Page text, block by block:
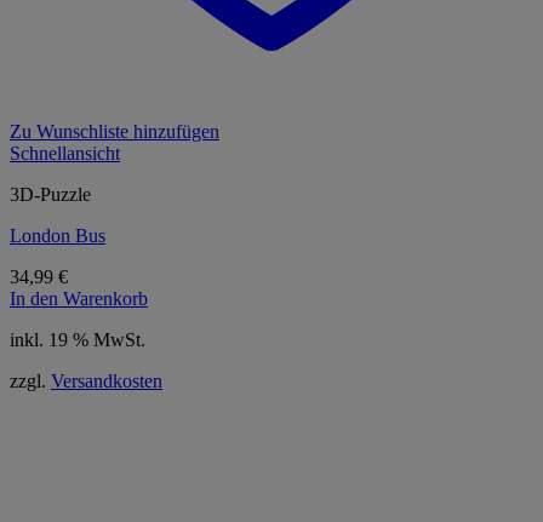
Zu Wunschliste hinzufügen
Schnellansicht
3D-Puzzle
London Bus
34,99 €
In den Warenkorb
inkl. 19 % MwSt.
zzgl. Versandkosten